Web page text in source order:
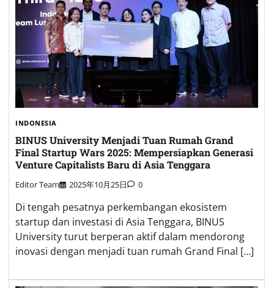
INDONESIA
BINUS University Menjadi Tuan Rumah Grand
Final Startup Wars 2025: Mempersiapkan Generasi
Venture Capitalists Baru di Asia Tenggara
Editor Team 2025年10月25日 0
Di tengah pesatnya perkembangan ekosistem
startup dan investasi di Asia Tenggara, BINUS
University turut berperan aktif dalam mendorong
inovasi dengan menjadi tuan rumah Grand Final […]